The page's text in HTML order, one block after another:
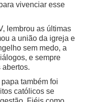
vivenciar esse
lembrou as últimas
a união da igreja e
sem medo, a
e sempre
abertos.
também foi
católicos se